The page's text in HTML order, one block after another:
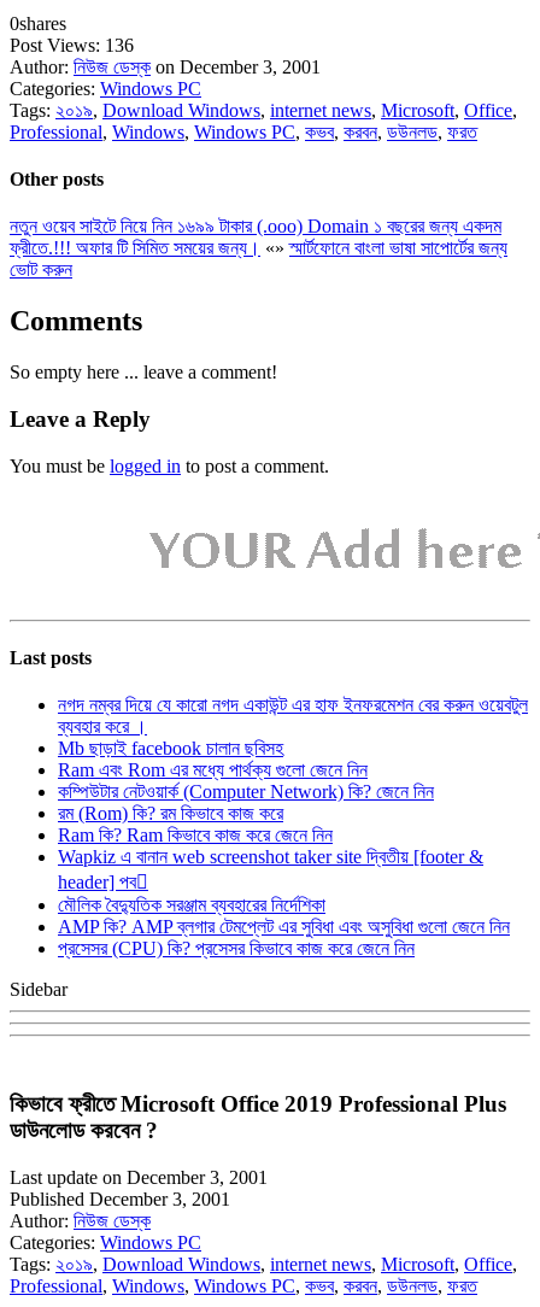
0shares
Post Views: 136
Author: নিউজ ডেস্ক on December 3, 2001
Categories: Windows PC
Tags: ২০১৯, Download Windows, internet news, Microsoft, Office,
Professional, Windows, Windows PC, কভব, করবন, ডউনলড, ফরত
Other posts
নতুন ওয়েব সাইটে নিয়ে নিন ১৬৯৯ টাকার (.ooo) Domain ১ বছরের জন্য একদম
ফ্রীতে.!!! অফার টি সিমিত সময়ের জন্য। «»স্মার্টফোনে বাংলা ভাষা সাপোর্টের জন্য
ভোট করুন
Comments
So empty here ... leave a comment!
Leave a Reply
You must be logged in to post a comment.
Last posts
নগদ নম্বর দিয়ে যে কারো নগদ একাউন্ট এর হাফ ইনফরমেশন বের করুন ওয়েবটুল
ব্যবহার করে ।
Mb ছাড়াই facebook চালান ছবিসহ
Ram এবং Rom এর মধ্যে পার্থক্য গুলো জেনে নিন
কম্পিউটার নেটওয়ার্ক (Computer Network) কি? জেনে নিন
রম (Rom) কি? রম কিভাবে কাজ করে
Ram কি? Ram কিভাবে কাজ করে জেনে নিন
Wapkiz এ বানান web screenshot taker site দ্বিতীয় [footer &
header] পব
মৌলিক বৈদ্যুতিক সরঞ্জাম ব্যবহারের নির্দেশিকা
AMP কি? AMP ব্লগার টেমপ্লেট এর সুবিধা এবং অসুবিধা গুলো জেনে নিন
প্রসেসর (CPU) কি? প্রসেসর কিভাবে কাজ করে জেনে নিন
Sidebar
কিভাবে ফ্রীতে Microsoft Office 2019 Professional Plus
ডাউনলোড করবেন ?
Last update on December 3, 2001
Published December 3, 2001
Author: নিউজ ডেস্ক
Categories: Windows PC
Tags: ২০১৯, Download Windows, internet news, Microsoft, Office,
Professional, Windows, Windows PC, কভব, করবন, ডউনলড, ফরত